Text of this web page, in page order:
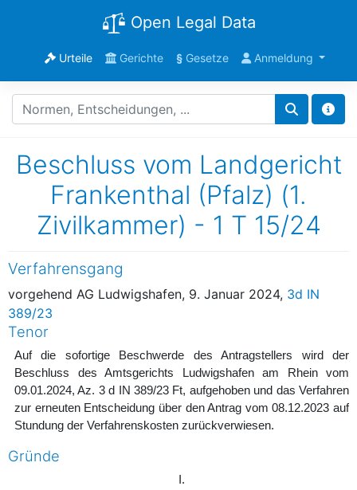
Open Legal Data
Urteile Gerichte §Gesetze Anmeldung
Beschluss vom Landgericht
Frankenthal (Pfalz) (1.
Zivilkammer) - 1 T 15/24
Verfahrensgang
vorgehend AG Ludwigshafen, 9. Januar 2024, 3d IN
389/23
Tenor
Auf die sofortige Beschwerde des Antragstellers wird der
Beschluss des Amtsgerichts Ludwigshafen am Rhein vom
09.01.2024, Az. 3 d IN 389/23 Ft, aufgehoben und das Verfahren
zur erneuten Entscheidung über den Antrag vom 08.12.2023 auf
Stundung der Verfahrenskosten zurückverwiesen.
Gründe
I.